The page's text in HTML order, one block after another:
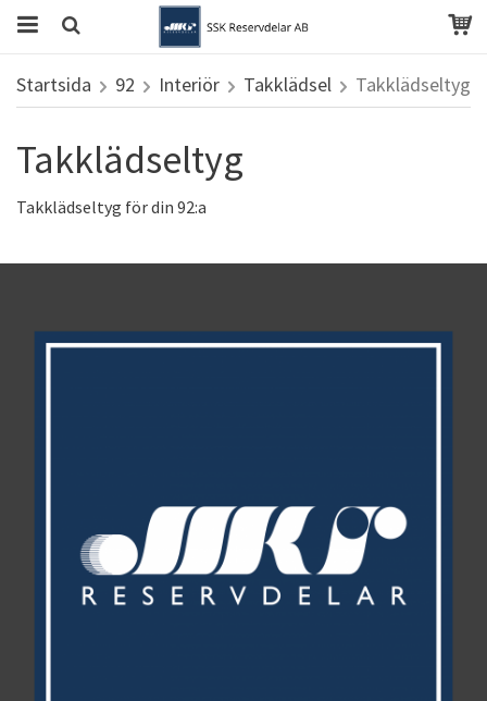
Startsida 92 Interiör Takklädsel Takklädseltyg
Takklädseltyg
Takklädseltyg för din 92:a